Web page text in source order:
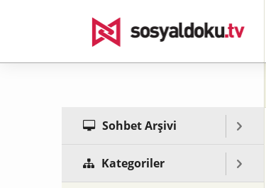
Sohbet Arşivi
Kategoriler